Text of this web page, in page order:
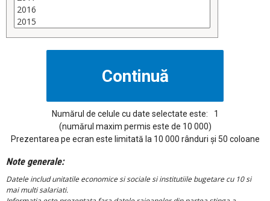
Numărul de celule cu date selectate este:
1
(numărul maxim permis este de 10 000)
Prezentarea pe ecran este limitată la 10 000 rânduri și 50 coloane
Note generale:
Datele includ unitatile economice si sociale si institutiile bugetare cu 10 si
mai multi salariati.